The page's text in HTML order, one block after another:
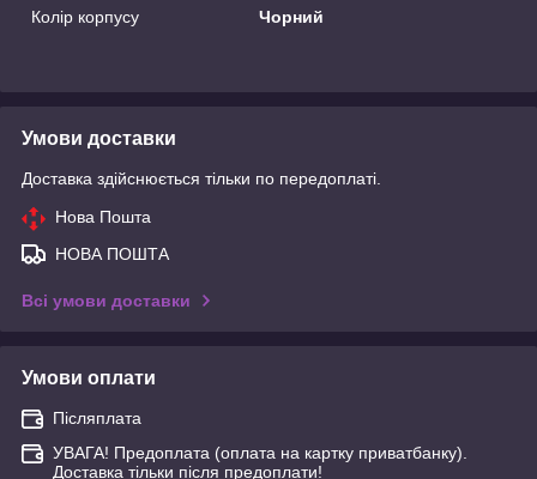
Колір корпусу
Чорний
Умови доставки
Доставка здійснюється тільки по передоплаті.
Нова Пошта
НОВА ПОШТА
Всі умови доставки
Умови оплати
Післяплата
УВАГА! Предоплата (оплата на картку приватбанку).
Доставка тільки після предоплати!